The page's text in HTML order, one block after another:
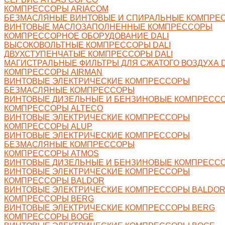
КОМПРЕССОРЫ ARIACOM
БЕЗМАСЛЯНЫЕ ВИНТОВЫЕ И СПИРАЛЬНЫЕ
ВИНТОВЫЕ МАСЛОЗАПОЛНЕННЫЕ КОМПРЕССОРЫ
КОМПРЕССОРНОЕ ОБОРУДОВАНИЕ DALI
ВЫСОКОВОЛЬТНЫЕ КОМПРЕССОРЫ DALI
ДВУХСТУПЕНЧАТЫЕ КОМПРЕССОРЫ DALI
МАГИСТРАЛЬНЫЕ ФИЛЬТРЫ ДЛЯ СЖАТОГО ВОЗДУХА
КОМПРЕССОРЫ AIRMAN
ВИНТОВЫЕ ЭЛЕКТРИЧЕСКИЕ КОМПРЕССОРЫ
БЕЗМАСЛЯНЫЕ КОМПРЕССОРЫ
ВИНТОВЫЕ ДИЗЕЛЬНЫЕ И БЕНЗИНОВЫЕ
КОМПРЕССОРЫ ALTECO
ВИНТОВЫЕ ЭЛЕКТРИЧЕСКИЕ КОМПРЕССОРЫ
КОМПРЕССОРЫ ALUP
ВИНТОВЫЕ ЭЛЕКТРИЧЕСКИЕ КОМПРЕССОРЫ
БЕЗМАСЛЯНЫЕ КОМПРЕССОРЫ
КОМПРЕССОРЫ ATMOS
ВИНТОВЫЕ ДИЗЕЛЬНЫЕ И БЕНЗИНОВЫЕ
ВИНТОВЫЕ ЭЛЕКТРИЧЕСКИЕ КОМПРЕССОРЫ
КОМПРЕССОРЫ BALDOR
ВИНТОВЫЕ ЭЛЕКТРИЧЕСКИЕ КОМПРЕССОРЫ BALDOR
КОМПРЕССОРЫ BERG
ВИНТОВЫЕ ЭЛЕКТРИЧЕСКИЕ КОМПРЕССОРЫ BERG
КОМПРЕССОРЫ BOGE